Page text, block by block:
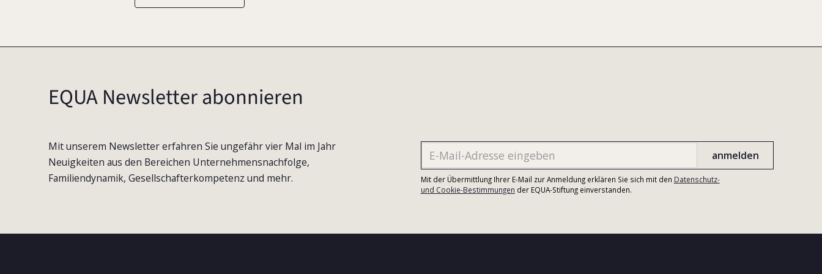
EQUA Newsletter abonnieren
Mit unserem Newsletter erfahren Sie ungefähr vier Mal im Jahr
Neuigkeiten aus den Bereichen Unternehmensnachfolge,
Familiendynamik, Gesellschafterkompetenz und mehr.
Mit der Übermittlung Ihrer E-Mail zur Anmeldung erklären Sie sich mit den Datenschutz-
und Cookie-Bestimmungen der EQUA-Stiftung einverstanden.